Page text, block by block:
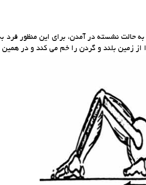
به حالت نشسته در آمدن، برای این منظور
از زمین بلند و گردن را خم می کند و در